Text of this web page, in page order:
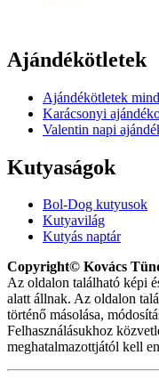
Ajándékötletek
Ajándékötletek
Karácsonyi
Valentin napi
Kutyaságok
Bol-Dog kutyusok
Kutyavilág
Kutyás naptár
Copyright© Kovács
Az oldalon található képi
alatt állnak. Az oldalon
történő másolása,
Felhasználásukhoz
meghatalmazottjától kell